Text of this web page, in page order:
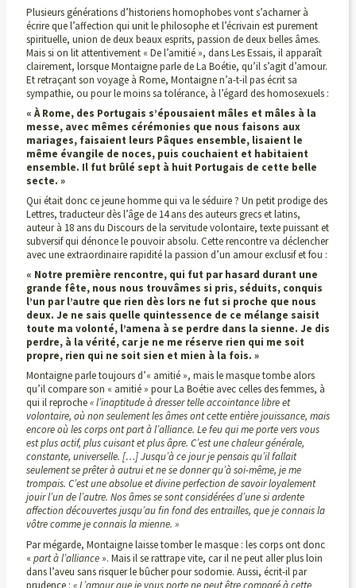
Plusieurs générations d’historiens homophobes vont s’acharner à
écrire que l’affection qui unit le philosophe et l’écrivain est purement
spirituelle, union de deux beaux esprits, passion de deux belles âmes.
Mais si on lit attentivement « De l’amitié », dans Les Essais, il apparaît
clairement, lorsque Montaigne parle de La Boétie, qu’il s’agit d’amour.
Et retraçant son voyage à Rome, Montaigne n’a-t-il pas écrit sa
sympathie, ou pour le moins sa tolérance, à l’égard des homosexuels :
« À Rome, des Portugais s’épousaient mâles et mâles à la
messe, avec mêmes cérémonies que nous faisons aux
mariages, faisaient leurs Pâques ensemble, lisaient le
même évangile de noces, puis couchaient et habitaient
ensemble. Il fut brûlé sept à huit Portugais de cette belle
secte. »
Qui était donc ce jeune homme qui va le séduire ? Un petit prodige des
Lettres, traducteur dès l’âge de 14 ans des auteurs grecs et latins,
auteur à 18 ans du Discours de la servitude volontaire, texte puissant et
subversif qui dénonce le pouvoir absolu. Cette rencontre va déclencher
avec une extraordinaire rapidité la passion d’un amour exclusif et fou :
« Notre première rencontre, qui fut parhasard durant une
grande fête, nous nous trouvâmes si pris, séduits, conquis
l’un par l’autre que rien dès lors ne fut si proche que nous
deux. Je ne sais quelle quintessence de ce mélange saisit
toute ma volonté, l’amena à se perdre dans la sienne. Je dis
perdre, à la vérité, car je ne me réserve rien qui me soit
propre, rien qui ne soit sien et mien à la fois. »
Montaigne parle toujours d’« amitié », mais le masque tombe alors
qu’il compare son « amitié » pour La Boétie avec celles des femmes, à
qui il reproche« l’inaptitude à dresser telle accointance libre et
volontaire, où non seulement les âmes ont cette entière jouissance, mais
encore où les corps ont part à l’alliance. Le feu qui me porte vers vous
est plus actif, plus cuisant et plus âpre. C’est une chaleur générale,
constante, universelle. […] Jusqu’à ce jour je pensais qu’il fallait
seulement se prêter à autrui et ne se donner qu’à soi-même, je me
trompais. C’est une absolue et divine perfection de savoir loyalement
jouir l’un de l’autre. Nos âmes se sont considérées d’une si ardente
affection découvertes jusqu’au fin fond des entrailles, que je connais la
vôtre comme je connais la mienne. »
Par mégarde, Montaigne laisse tomber le masque : les corps ont donc
« part à l’alliance». Mais il se rattrape vite, car il ne peut aller plus loin
dans l’aveu sans risquer le bûcher pour sodomie. Aussi, écrit-il par
prudence : « L’amour que je vous porte ne peut être comparé à cette